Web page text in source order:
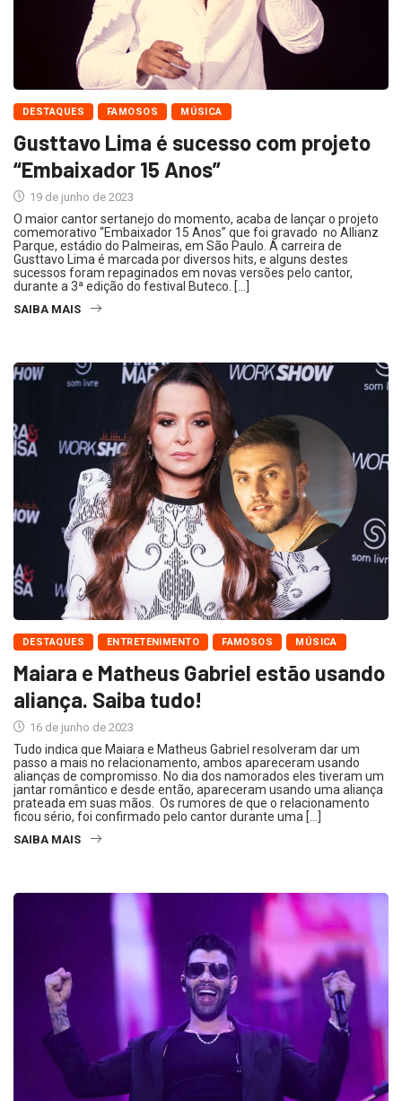
DESTAQUES FAMOSOS MÚSICA
Gusttavo Lima é sucesso com projeto
“Embaixador 15 Anos”
19 de junho de 2023
O maior cantor sertanejo do momento, acaba de lançar o projeto
comemorativo “Embaixador 15 Anos” que foi gravado no Allianz
Parque, estádio do Palmeiras, em São Paulo. A carreira de
Gusttavo Lima é marcada por diversos hits, e alguns destes
sucessos foram repaginados em novas versões pelo cantor,
durante a 3ª edição do festival Buteco. […]
SAIBA MAIS
DESTAQUES ENTRETENIMENTO FAMOSOS MÚSICA
Maiara e Matheus Gabriel estão usando
aliança. Saiba tudo!
16 de junho de 2023
Tudo indica que Maiara e Matheus Gabriel resolveram dar um
passo a mais no relacionamento, ambos apareceram usando
alianças de compromisso. No dia dos namorados eles tiveram um
jantar romântico e desde então, apareceram usando uma aliança
prateada em suas mãos. Os rumores de que o relacionamento
ficou sério, foi confirmado pelo cantor durante uma […]
SAIBA MAIS